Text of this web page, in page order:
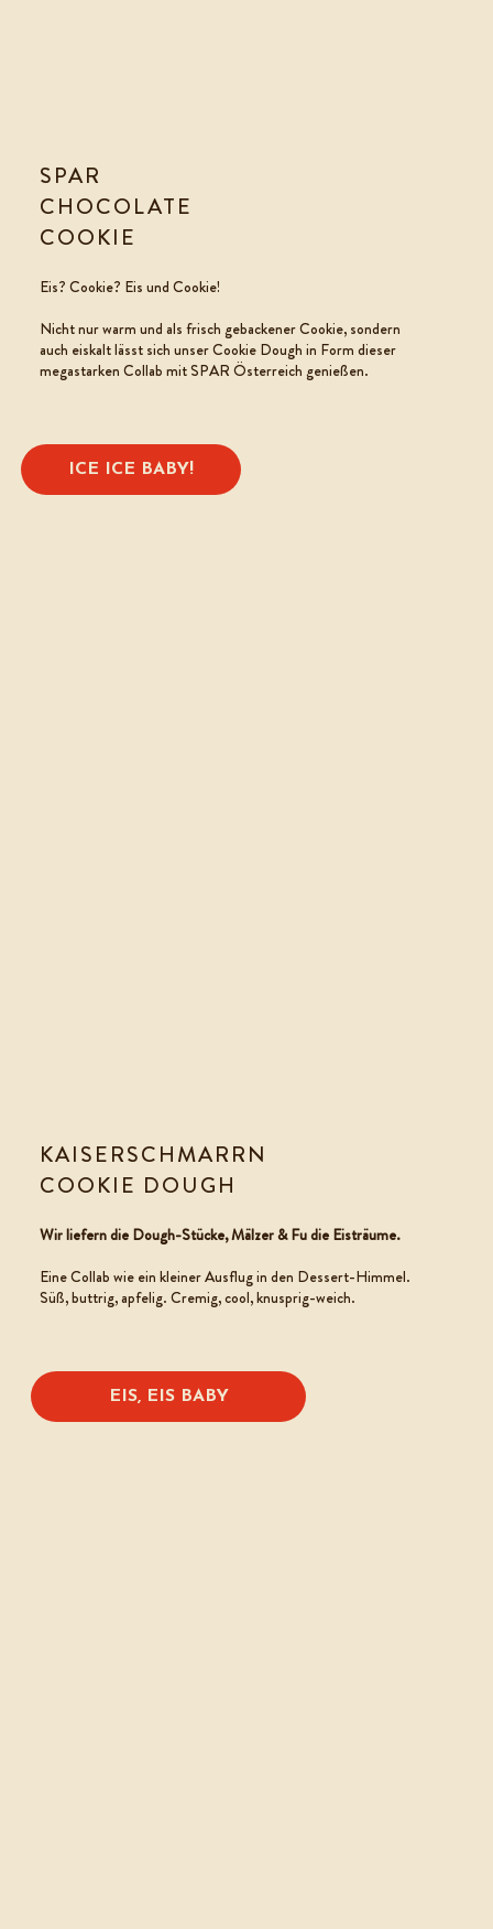
SPAR
CHOCOLATE
COOKIE
Eis? Cookie? Eis und Cookie!
Nicht nur warm und alsfrisch gebackener Cookie, sondern
auch eiskalt lässt sich unser Cookie Dough in Form dieser
megastarken Collab mit SPAR Österreich genießen.
ICE ICE BABY!
KAISERSCHMARRN
COOKIE DOUGH
Wir liefern die Dough-Stücke, Mälzer & Fu die Eisträume.
Eine Collab wie ein kleiner Ausflug in den Dessert-Himmel.
Süß, buttrig, apfelig. Cremig, cool, knusprig-weich.
EIS, EIS BABY